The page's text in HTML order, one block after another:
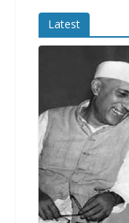
Latest